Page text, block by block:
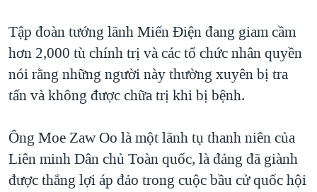
Tập đoàn tướng lãnh Miến Điện đang giam cầm
hơn 2,000 tù chính trị và các tổ chức nhân quyền
nói rằng những người này thường xuyên bị tra
tấn và không được chữa trị khi bị bệnh.
Ông Moe Zaw Oo là một lãnh tụ thanh niên của
Liên minh Dân chủ Toàn quốc, là đảng đã giành
được thắng lợi áp đảo trong cuộc bầu cử quốc hội